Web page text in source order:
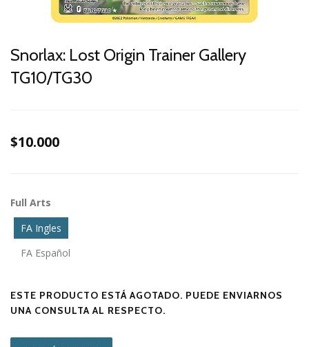
Snorlax: Lost Origin Trainer Gallery
TG10/TG30
$10.000
Full Arts
FA Ingles
FA Español
ESTE PRODUCTO ESTÁ AGOTADO. PUEDE ENVIARNOS
UNA CONSULTA AL RESPECTO.